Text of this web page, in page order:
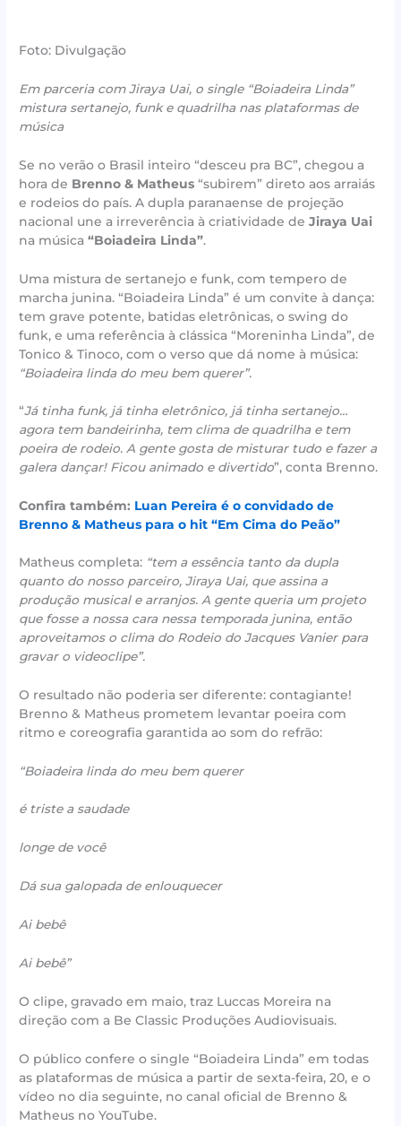
Foto: Divulgação
Em parceria com Jiraya Uai, o single “Boiadeira Linda”
mistura sertanejo, funk e quadrilha nas plataformas de
música
Se no verão o Brasil inteiro “desceu pra BC”, chegou a
hora de Brenno & Matheus “subirem” direto aos arraiás
e rodeios do país. A dupla paranaense de projeção
nacional une a irreverência à criatividade deJiraya Uai
na música“Boiadeira Linda”.
Uma mistura de sertanejo e funk, com tempero de
marcha junina. “Boiadeira Linda” é um convite à dança:
tem grave potente, batidas eletrônicas, o swing do
funk, e uma referência à clássica “Moreninha Linda”, de
Tonico & Tinoco, com o verso que dá nome à música:
“Boiadeira linda do meu bem querer”.
“Já tinha funk, já tinha eletrônico, já tinha sertanejo…
agora tem bandeirinha, tem clima de quadrilha e tem
poeira de rodeio. A gente gosta de misturar tudo e fazer a
galera dançar! Ficou animado e divertido”, conta Brenno.
Confira também: Luan Pereira é o convidado de
Brenno & Matheus para o hit “Em Cima do Peão”
Matheus completa: “tem a essência tanto da dupla
quanto do nosso parceiro, Jiraya Uai, que assina a
produção musical e arranjos. A gente queria um projeto
que fosse a nossa cara nessa temporada junina, então
aproveitamos o clima do Rodeio do Jacques Vanier para
gravar o videoclipe”.
O resultado não poderia ser diferente: contagiante!
Brenno & Matheus prometem levantar poeira com
ritmo e coreografia garantida ao som do refrão:
“Boiadeira linda do meu bem querer
é triste a saudade
longe de você
Dá sua galopada de enlouquecer
Ai bebê
Ai bebê”
O clipe, gravado em maio, traz Luccas Moreira na
direção com a Be Classic Produções Audiovisuais.
O público confere o single “Boiadeira Linda” em todas
as plataformas de música a partir de sexta-feira, 20, e o
vídeo no dia seguinte, no canal oficial de Brenno &
Matheus no YouTube.